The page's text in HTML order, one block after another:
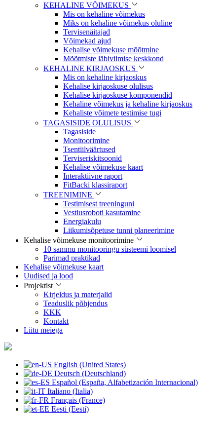
KEHALINE VÕIMEKUS
Mis on kehaline võimekus
Miks on kehaline võimekus oluline
Tervisenäitajad
Võimekad ajud
Kehalise võimekuse mõõtmine
Mõõtmiste läbiviimise keskkond
KEHALINE KIRJAOSKUS
Mis on kehaline kirjaoskus
Kehalise kirjaoskuse olulisus
Kehalise kirjaoskuse komponendid
Kehaline võimekus ja kehaline kirjaoskus
Kehaliste võimete testimise tugi
TAGASISIDE OLULISUS
Tagasiside
Monitoorimine
Tsentiilväärtused
Terviseriskitsoonid
Kehalise võimekuse kaart
Interaktiivne raport
FitBacki klassiraport
TREENIMINE
Testimisest treeninguni
Vestlusroboti kasutamine
Energiakulu
Liikumisõpetuse tunni planeerimine
Kehalise võimekuse monitoorimine
10 sammu monitooringu süsteemi loomisel
Parimad praktikad
Kehalise võimekuse kaart
Uudised ja lood
Projektist
Kirjeldus ja materjalid
Teaduslik põhjendus
KKK
Kontakt
Liitu meiega
English (United States)
Deutsch (Deutschland)
Español (España, Alfabetización Internacional)
Italiano (Italia)
Français (France)
Eesti (Eesti)